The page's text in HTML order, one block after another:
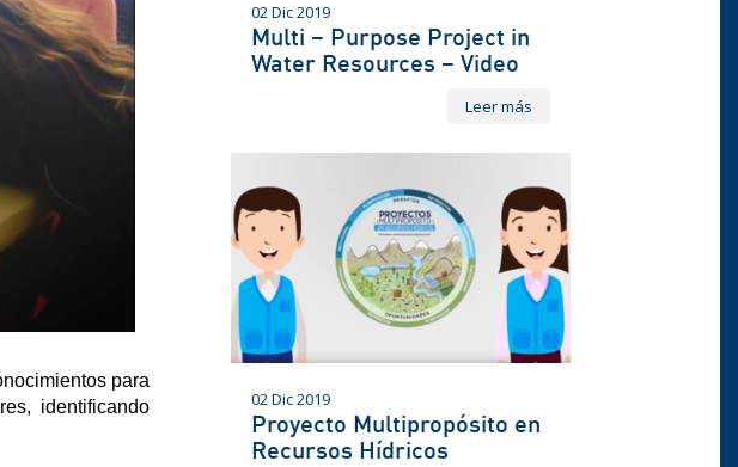
para
identificando
02 Dic 2019
Multi – Purpose Project in
Water Resources – Video
Leer más
02 Dic 2019
Proyecto Multipropósito en
Recursos Hídricos